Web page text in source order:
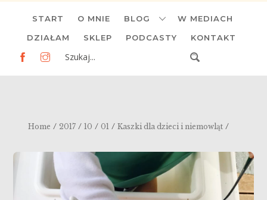
content
START O MNIE BLOG W MEDIACH
DZIAŁAM SKLEP PODCASTY KONTAKT
Home / 2017 / 10 / 01 / Kaszki dla dzieci i niemowląt /